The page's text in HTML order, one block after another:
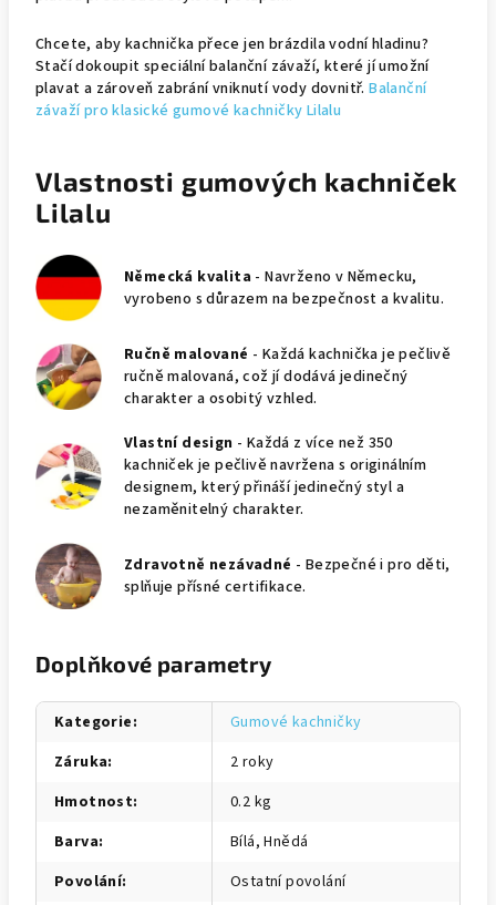
Chcete, aby kachnička přece jen brázdila vodní hladinu?
Stačí dokoupit speciální balanční závaží, které jí umožní
plavat a zároveň zabrání vniknutí vody dovnitř.Balanční
závaží pro klasické gumové kachničky Lilalu
Vlastnosti gumových kachniček
Lilalu
Německá kvalita - Navrženo v Německu,
vyrobeno s důrazem na bezpečnost a kvalitu.
Ručně malované - Každá kachnička je pečlivě
ručně malovaná, což jí dodává jedinečný
charakter a osobitý vzhled.
Vlastní design - Každá z více než 350
kachniček je pečlivě navržena s originálním
designem, který přináší jedinečný styl a
nezaměnitelný charakter.
Zdravotně nezávadné - Bezpečné i pro děti,
splňuje přísné certifikace.
Doplňkové parametry
Kategorie:
Gumové kachničky
Záruka:
2 roky
Hmotnost:
0.2 kg
Barva:
Bílá, Hnědá
Povolání: Ostatní povolání